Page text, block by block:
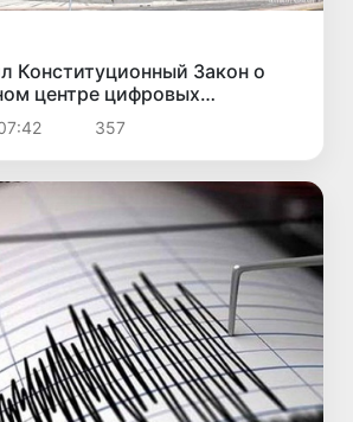
Конституционный Закон о
центре цифровых
Uzbekistan»
357